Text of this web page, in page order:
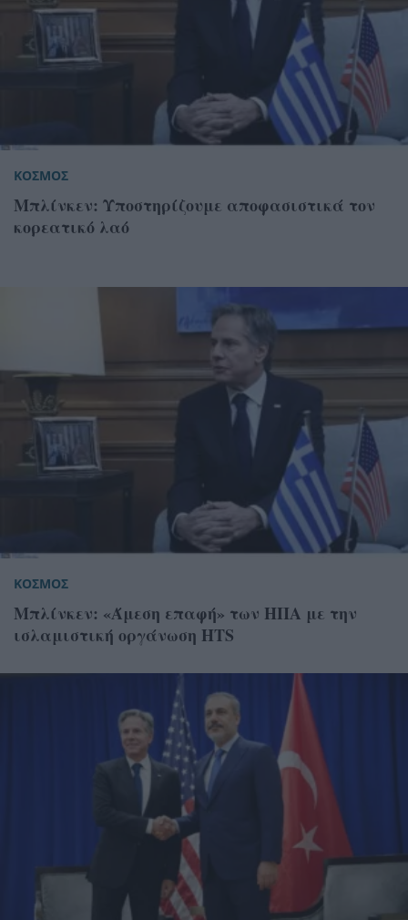
ΚΟΣΜΟΣ
Μπλίνκεν: Υποστηρίζουμε αποφασιστικά τον
κορεατικό λαό
ΚΟΣΜΟΣ
Μπλίνκεν: «Άμεση επαφή» των ΗΠΑ με την
ισλαμιστική οργάνωση HTS